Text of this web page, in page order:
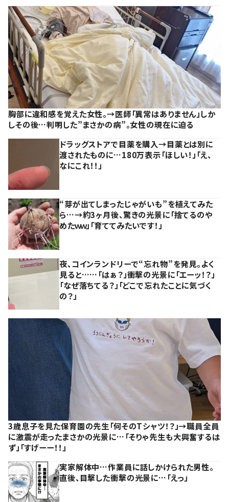
胸部に違和感を覚えた女性。→医師「異常はありません」しか
しその後…判明した”まさかの病”。女性の現在に迫る
ドラッグストアで目薬を購入→目薬とは別に
渡されたものに…180万表示「ほしい！」「え、
なにこれ！！」
“芽が出てしまったじゃがいも”を植えてみた
ら…→約3ヶ月後、驚きの光景に「捨てるのや
めたｗｗ」「育ててみたいです！」
夜、コインランドリーで“忘れ物”を発見。よく
見ると……「はぁ？」衝撃の光景に「エーッ！？」
「なぜ落ちてる？」「どこで忘れたことに気づく
の？」
3歳息子を見た保育園の先生「何そのTシャツ！？」→職員全員
に激震が走ったまさかの光景に…「そりゃ先生も大興奮するは
ず」「すげーー！！」
実家解体中…作業員に話しかけられた男性。
直後、目撃した衝撃の光景に…「えっ」